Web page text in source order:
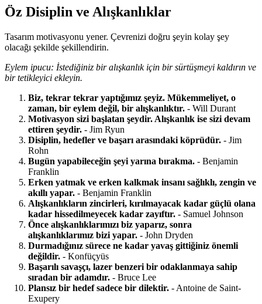
Öz Disiplin ve Alışkanlıklar
Tasarım motivasyonu yener. Çevrenizi doğru şeyin kolay şey
olacağı şekilde şekillendirin.
Eylem ipucu: İstediğiniz bir alışkanlık için bir sürtüşmeyi kaldırın ve
bir tetikleyici ekleyin.
Biz, tekrar tekrar yaptığımız şeyiz. Mükemmeliyet, o
zaman, bir eylem değil, bir alışkanlıktır. - Will Durant
Motivasyon sizi başlatan şeydir. Alışkanlık ise sizi devam
ettiren şeydir. - Jim Ryun
Disiplin, hedefler ve başarı arasındaki köprüdür. - Jim
Rohn
Bugün yapabileceğin şeyi yarına bırakma. - Benjamin
Franklin
Erken yatmak ve erken kalkmak insanı sağlıklı, zengin ve
akıllı yapar. - Benjamin Franklin
Alışkanlıkların zincirleri, kırılmayacak kadar güçlü olana
kadar hissedilmeyecek kadar zayıftır. - Samuel Johnson
Önce alışkanlıklarımızı biz yaparız, sonra
alışkanlıklarımız bizi yapar. - John Dryden
Durmadığınız sürece ne kadar yavaş gittiğiniz önemli
değildir. - Konfüçyüs
Başarılı savaşçı, lazer benzeri bir odaklanmaya sahip
sıradan bir adamdır. - Bruce Lee
Plansız bir hedef sadece bir dilektir. - Antoine de Saint-
Exupery